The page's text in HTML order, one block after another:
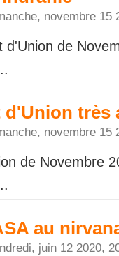
novembre 15
d'Union de
d'Union très
novembre 15
de Novembre
au
juin 12 2020,